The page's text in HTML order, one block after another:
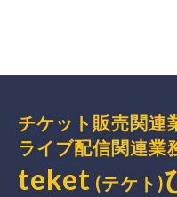
チケット販売関連
ライブ配信関連業
teket (テケト)